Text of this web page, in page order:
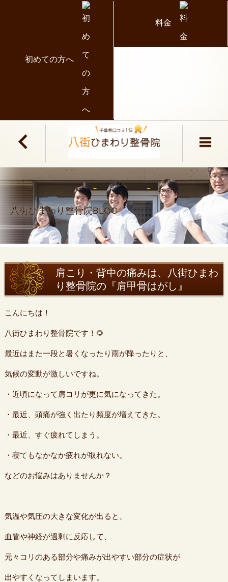
初めての方へ
料金
八街ひまわり整骨院BLOG
肩こり・背中の痛みは、八街ひまわ
り整骨院の『肩甲骨はがし』
こんにちは！
八街ひまわり整骨院です！🌻
最近はまた一段と暑くなったり雨が降ったりと、
気候の変動が激しいですね。
・近頃になって肩コリが更に気になってきた。
・最近、頭痛が強く出たり頻度が増えてきた。
・最近、すぐ疲れてしまう。
・寝てもなかなか疲れが取れない。
などのお悩みはありませんか？
気温や気圧の大きな変化が出ると、
血管や神経が過剰に反応して、
元々コリのある部分や痛みが出やすい部分の症状が
出やすくなってしまいます。